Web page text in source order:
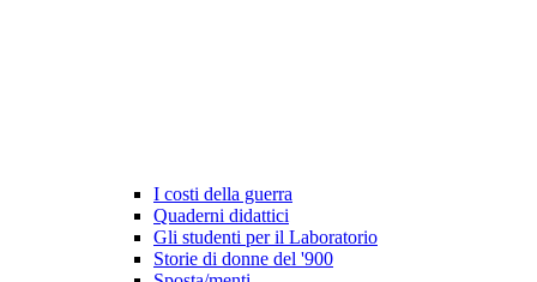
I costi della guerra
Quaderni didattici
Gli studenti per il Laboratorio
Storie di donne del '900